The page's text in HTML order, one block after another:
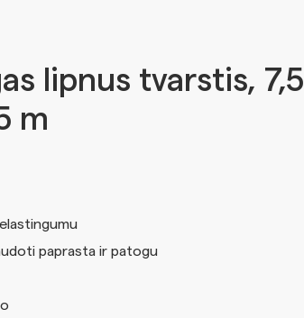
lipnus tvarstis, 7,5
m
paprasta ir patogu